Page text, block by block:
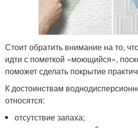
Стоит обратить внимание на то,
идти с пометкой «моющийся»,
поможет сделать покрытие
К достоинствам
относятся:
отсутствие запаха;